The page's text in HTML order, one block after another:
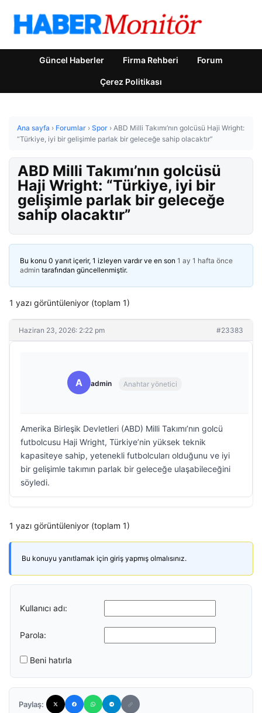
Güncel Haberler Firma Rehberi Forum
Çerez Politikası
Ana sayfa › Forumlar › Spor › ABD Milli Takımı’nın golcüsü Haji Wright:
“Türkiye, iyi bir gelişimle parlak bir geleceğe sahip olacaktır”
ABD Milli Takımı’nın golcüsü
Haji Wright: “Türkiye, iyi bir
gelişimle parlak bir geleceğe
sahip olacaktır”
Bu konu 0 yanıt içerir, 1 izleyen vardır ve en son 1 ay 1 hafta önce
admin tarafından güncellenmiştir.
1 yazı görüntüleniyor (toplam 1)
Haziran 23, 2026: 2:22 pm #23383
A admin Anahtar yönetici
Amerika Birleşik Devletleri (ABD) Milli Takımı’nın golcü
futbolcusu Haji Wright, Türkiye’nin yüksek teknik
kapasiteye sahip, yetenekli futbolcuları olduğunu ve iyi
bir gelişimle takımın parlak bir geleceğe ulaşabileceğini
söyledi.
1 yazı görüntüleniyor (toplam 1)
Bu konuyu yanıtlamak için giriş yapmış olmalısınız.
Kullanıcı adı:
Parola:
Beni hatırla
Paylaş: